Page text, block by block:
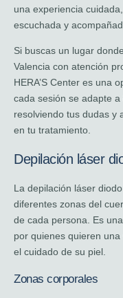
una experiencia
escuchada y
Si buscas un lugar
Valencia con atención
HERA’S Center es una
cada sesión se adapte
resolviendo tus dudas y
en tu tratamiento.
Depilación láser
La depilación láser
diferentes zonas del
de cada persona. Es
por quienes quieren
el cuidado de su piel.
Zonas corporales